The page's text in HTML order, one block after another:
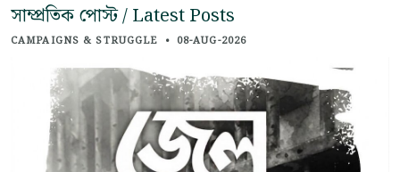
সাম্প্রতিক পোস্ট / Latest Posts
CAMPAIGNS & STRUGGLE • 08-AUG-2026